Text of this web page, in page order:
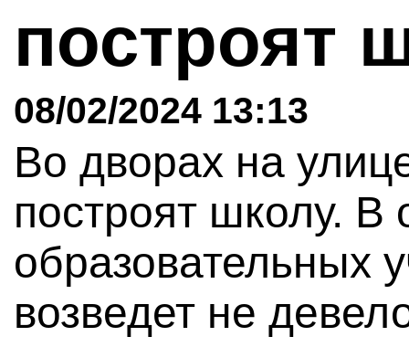
построят
08/02/2024 13:13
Во дворах на
построят школу. В
образовательных
возведет не